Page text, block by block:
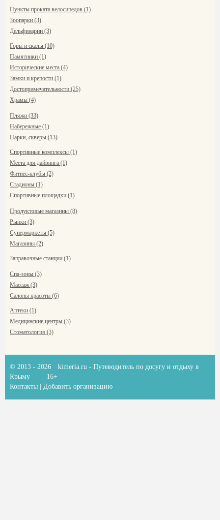
Пункты проката велосипедов (1)
Зоопарки (3)
Дельфинарии (3)
Горы и скалы (10)
Памятники (1)
Исторические места (4)
Замки и крепости (1)
Достопримечательности (25)
Храмы (4)
Пляжи (33)
Набережные (1)
Парки, скверы (13)
Спортивные комплексы (1)
Места для дайвинга (1)
Фитнес-клубы (2)
Стадионы (1)
Спортивные площадки (1)
Продуктовые магазины (8)
Рынки (3)
Супермаркеты (5)
Магазины (2)
Заправочные станции (1)
Спа-зоны (3)
Массаж (3)
Салоны красоты (6)
Аптеки (1)
Медицинские центры (3)
Стоматология (3)
© 2013 - 2026 kimeria.ru - Путеводитель по досугу и отдыху в
Крыму
16+
Контакты
Добавить организацию